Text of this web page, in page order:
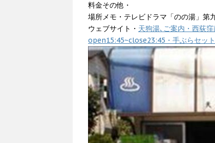
料金その他・
場所メモ・テレビドラマ「のの湯」第
ウェブサイト・ 天狗湯､ご案内・西荻
open15:45~close23:45・手ぶらセット